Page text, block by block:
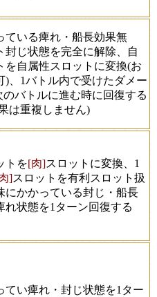
ている痺れ・船長効果無
封じ状態を完全に解除、自
を自属性スロットに変換(お
)、1バトル内で受けたダメー
のバトルに進む時に回復する
は重複しません)
トを[肉]スロットに変換、1
]スロットを有利スロット扱
にかかっている封じ・船長
れ状態を1ターン回復する
てい痺れ・封じ状態を1ター